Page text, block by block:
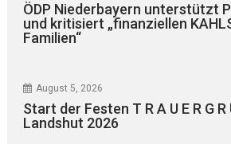
ÖDP Niederbayern unterstützt P
und kritisiert „finanziellen
Familien“
August 5, 2026
Start der Festen T R A U E R G R
Landshut 2026